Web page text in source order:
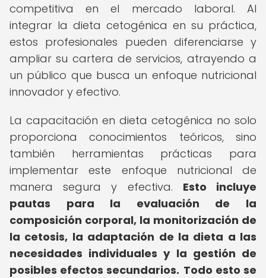
competitiva en el mercado laboral. Al
integrar la dieta cetogénica en su práctica,
estos profesionales pueden diferenciarse y
ampliar su cartera de servicios, atrayendo a
un público que busca un enfoque nutricional
innovador y efectivo.
La capacitación en dieta cetogénica no solo
proporciona conocimientos teóricos, sino
también herramientas prácticas para
implementar este enfoque nutricional de
manera segura y efectiva. Esto incluye
pautas para la evaluación de la
composición corporal, la monitorización de
la cetosis, la adaptación de la dieta a las
necesidades individuales y la gestión de
posibles efectos secundarios. Todo esto se